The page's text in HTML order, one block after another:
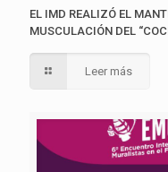
EL IMD REALIZÓ EL
MUSCULACIÓN DEL
Leer más